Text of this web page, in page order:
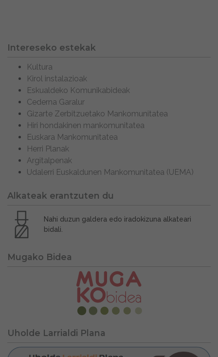
Intereseko estekak
Kultura
Kirol instalazioak
Eskualdeko Komunikabideak
Cederna Garalur
Gizarte Zerbitzuetako Mankomunitatea
Hiri hondakinen mankomunitatea
Euskara Mankomunitatea
Herri Planak
Argitalpenak
Udalerri Euskaldunen Mankomunitatea (UEMA)
Alkateak erantzuten du
Nahi duzun galdera edo iradokizuna alkateari
bidali.
Mugako Bidea
Uholde Larrialdi Plana